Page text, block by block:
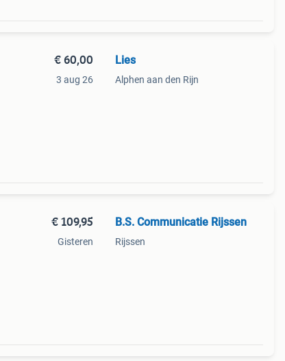
€ 60,00
3 aug 26
Lies
Alphen aan den Rijn
€ 109,95
Gisteren
B.S. Communicatie Rijssen
Rijssen